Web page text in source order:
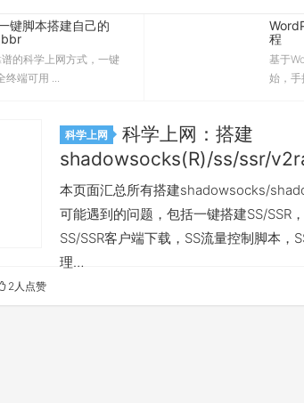
键脚本搭建自己的
bbr
的科学上网方式，一键
终端可用 ...
程
基于
始，手
科学上网
科学上网：搭建
shadowsocks(R)/ss/ssr/
本页面汇总所有搭建shadowsocks/
可能遇到的问题，包括一键搭建SS/SSR
SS/SSR客户端下载，SS流量控制脚本，
理…
2人点赞